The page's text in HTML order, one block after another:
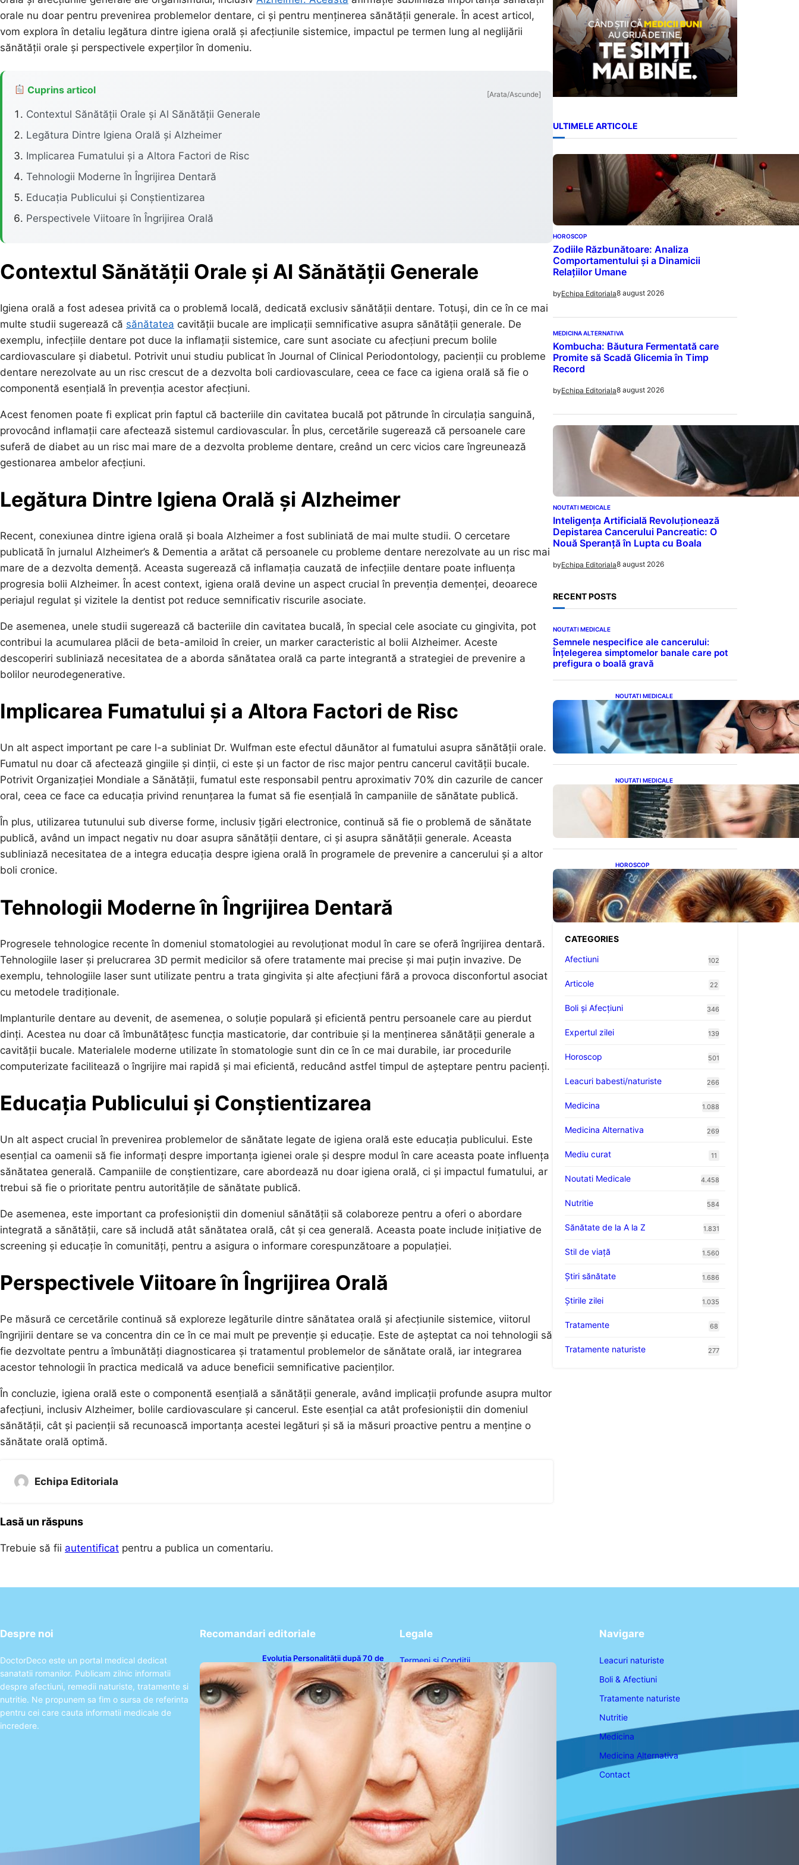
orale nu doar pentru prevenirea problemelor dentare, ci și pentru menținerea sănătății generale. În acest articol,
vom explora în detaliu legătura dintre igiena orală și afecțiunile sistemice, impactul pe termen lung al neglijării
sănătății orale și perspectivele experților în domeniu.
Cuprins articol [Arata/Ascunde]
Contextul Sănătății Orale și Al Sănătății Generale
Legătura Dintre Igiena Orală și Alzheimer
Implicarea Fumatului și a Altora Factori de Risc
Tehnologii Moderne în Îngrijirea Dentară
Educația Publicului și Conștientizarea
Perspectivele Viitoare în Îngrijirea Orală
Contextul Sănătății Orale și Al Sănătății Generale
Igiena orală a fost adesea privită ca o problemă locală, dedicată exclusiv sănătății dentare. Totuși, din ce în ce mai
multe studii sugerează că sănătatea cavității bucale are implicații semnificative asupra sănătății generale. De
exemplu, infecțiile dentare pot duce la inflamații sistemice, care sunt asociate cu afecțiuni precum bolile
cardiovasculare și diabetul. Potrivit unui studiu publicat în Journal of Clinical Periodontology, pacienții cu probleme
dentare nerezolvate au un risc crescut de a dezvolta boli cardiovasculare, ceea ce face ca igiena orală să fie o
componentă esențială în prevenția acestor afecțiuni.
Acest fenomen poate fi explicat prin faptul că bacteriile din cavitatea bucală pot pătrunde în circulația sanguină,
provocând inflamații care afectează sistemul cardiovascular. În plus, cercetările sugerează că persoanele care
suferă de diabet au un risc mai mare de a dezvolta probleme dentare, creând un cerc vicios care îngreunează
gestionarea ambelor afecțiuni.
Legătura Dintre Igiena Orală și Alzheimer
Recent, conexiunea dintre igiena orală și boala Alzheimer a fost subliniată de mai multe studii. O cercetare
publicată în jurnalul Alzheimer’s & Dementia a arătat că persoanele cu probleme dentare nerezolvate au un risc mai
mare de a dezvolta demență. Aceasta sugerează că inflamația cauzată de infecțiile dentare poate influența
progresia bolii Alzheimer. În acest context, igiena orală devine un aspect crucial în prevenția demenței, deoarece
periajul regulat și vizitele la dentist pot reduce semnificativ riscurile asociate.
De asemenea, unele studii sugerează că bacteriile din cavitatea bucală, în special cele asociate cu gingivita, pot
contribui la acumularea plăcii de beta-amiloid în creier, un marker caracteristic al bolii Alzheimer. Aceste
descoperiri subliniază necesitatea de a aborda sănătatea orală ca parte integrantă a strategiei de prevenire a
bolilor neurodegenerative.
Implicarea Fumatului și a Altora Factori de Risc
Un alt aspect important pe care l-a subliniat Dr. Wulfman este efectul dăunător al fumatului asupra sănătății orale.
Fumatul nu doar că afectează gingiile și dinții, ci este și un factor de risc major pentru cancerul cavității bucale.
Potrivit Organizației Mondiale a Sănătății, fumatul este responsabil pentru aproximativ 70% din cazurile de cancer
oral, ceea ce face ca educația privind renunțarea la fumat să fie esențială în campaniile de sănătate publică.
În plus, utilizarea tutunului sub diverse forme, inclusiv țigări electronice, continuă să fie o problemă de sănătate
publică, având un impact negativ nu doar asupra sănătății dentare, ci și asupra sănătății generale. Aceasta
subliniază necesitatea de a integra educația despre igiena orală în programele de prevenire a cancerului și a altor
boli cronice.
Tehnologii Moderne în Îngrijirea Dentară
Progresele tehnologice recente în domeniul stomatologiei au revoluționat modul în care se oferă îngrijirea dentară.
Tehnologiile laser și prelucrarea 3D permit medicilor să ofere tratamente mai precise și mai puțin invazive. De
exemplu, tehnologiile laser sunt utilizate pentru a trata gingivita și alte afecțiuni fără a provoca disconfortul asociat
cu metodele tradiționale.
Implanturile dentare au devenit, de asemenea, o soluție populară și eficientă pentru persoanele care au pierdut
dinți. Acestea nu doar că îmbunătățesc funcția masticatorie, dar contribuie și la menținerea sănătății generale a
cavității bucale. Materialele moderne utilizate în stomatologie sunt din ce în ce mai durabile, iar procedurile
computerizate facilitează o îngrijire mai rapidă și mai eficientă, reducând astfel timpul de așteptare pentru pacienți.
Educația Publicului și Conștientizarea
Un alt aspect crucial în prevenirea problemelor de sănătate legate de igiena orală este educația publicului. Este
esențial ca oamenii să fie informați despre importanța igienei orale și despre modul în care aceasta poate influența
sănătatea generală. Campaniile de conștientizare, care abordează nu doar igiena orală, ci și impactul fumatului, ar
trebui să fie o prioritate pentru autoritățile de sănătate publică.
De asemenea, este important ca profesioniștii din domeniul sănătății să colaboreze pentru a oferi o abordare
integrată a sănătății, care să includă atât sănătatea orală, cât și cea generală. Aceasta poate include inițiative de
screening și educație în comunități, pentru a asigura o informare corespunzătoare a populației.
Perspectivele Viitoare în Îngrijirea Orală
Pe măsură ce cercetările continuă să exploreze legăturile dintre sănătatea orală și afecțiunile sistemice, viitorul
îngrijirii dentare se va concentra din ce în ce mai mult pe prevenție și educație. Este de așteptat ca noi tehnologii să
fie dezvoltate pentru a îmbunătăți diagnosticarea și tratamentul problemelor de sănătate orală, iar integrarea
acestor tehnologii în practica medicală va aduce beneficii semnificative pacienților.
În concluzie, igiena orală este o componentă esențială a sănătății generale, având implicații profunde asupra multor
afecțiuni, inclusiv Alzheimer, bolile cardiovasculare și cancerul. Este esențial ca atât profesioniștii din domeniul
sănătății, cât și pacienții să recunoască importanța acestei legături și să ia măsuri proactive pentru a menține o
sănătate orală optimă.
Echipa Editoriala
Lasă un răspuns
Trebuie să fii autentificat pentru a publica un comentariu.
ULTIMELE ARTICOLE
HOROSCOP
Zodiile Răzbunătoare: Analiza
Comportamentului și a Dinamicii
Relațiilor Umane
byEchipa Editoriala8 august 2026
MEDICINA ALTERNATIVA
Kombucha: Băutura Fermentată care
Promite să Scadă Glicemia în Timp
Record
byEchipa Editoriala8 august 2026
NOUTATI MEDICALE
Inteligența Artificială Revoluționează
Depistarea Cancerului Pancreatic: O
Nouă Speranță în Lupta cu Boala
byEchipa Editoriala8 august 2026
RECENT POSTS
NOUTATI MEDICALE
Semnele nespecifice ale cancerului:
Înțelegerea simptomelor banale care pot
prefigura o boală gravă
NOUTATI MEDICALE
Inteligența dincolo de note:
Semnele unui IQ ridicat
care nu țin de școală
NOUTATI MEDICALE
Semnele unei deficiențe de
proteine: Impactul asupra
sănătății tale
HOROSCOP
Portalul Leului 8/8:
Oportunități de Abundență
pentru Cinci Zodii în 2026
CATEGORIES
Afectiuni
102
Articole 22
Boli și Afecțiuni 346
Expertul zilei 139
Horoscop 501
Leacuri babesti/naturiste 266
Medicina 1.088
Medicina Alternativa 269
Mediu curat 11
Noutati Medicale 4.458
Nutritie 584
Sănătate de la A la Z 1.831
Stil de viaţă 1.560
Ştiri sănătate 1.686
Știrile zilei 1.035
Tratamente 68
Tratamente naturiste 277
Despre noi
DoctorDeco este un portal medical dedicat
sanatatii romanilor. Publicam zilnic informatii
despre afectiuni, remedii naturiste, tratamente si
nutritie. Ne propunem sa fim o sursa de referinta
pentru cei care cauta informatii medicale de
incredere.
Recomandari editoriale
Evoluția Personalității după 70 de
Ani: Ce Revelații Ne Oferă Studiile
Psihologice
Legale
Termeni și Condiții
Politica de Confidențialitate
Politica de Cookies
Disclaimer
Navigare
Leacuri naturiste
Boli & Afectiuni
Tratamente naturiste
Nutritie
Medicina
Medicina Alternativa
Contact